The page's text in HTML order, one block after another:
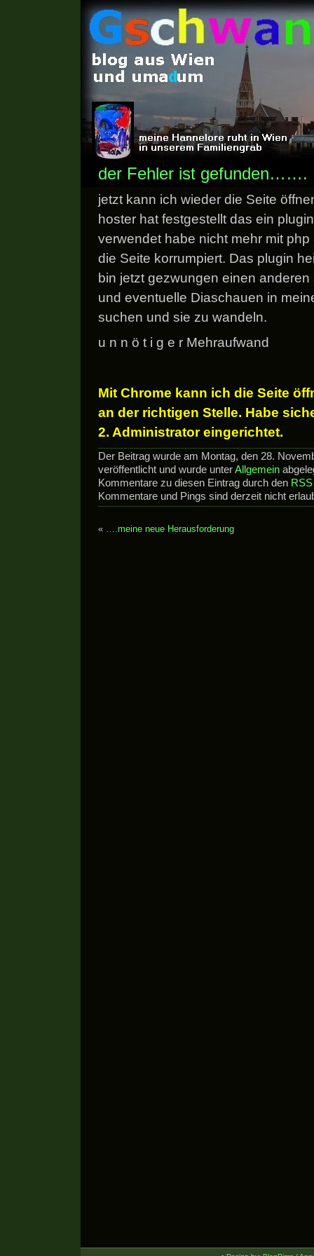
der Fehler ist gefunden…….
jetzt kann ich wieder die Seite
hoster hat festgestellt das ein
verwendet habe nicht mehr mit
die Seite korrumpiert. Das plugin
bin jetzt gezwungen einen
und eventuelle Diaschauen in
suchen und sie zu wandeln.
u n n ö t i g e r Mehraufwand
Mit Chrome kann ich die Seite
an der richtigen Stelle. Habe
2. Administrator eingerichtet.
Der Beitrag wurde am Montag, den 28.
veröffentlicht und wurde unterAllgemein
Kommentare zu diesen Eintrag durch den
Kommentare und Pings sind derzeit nicht
« ….meine neue Herausforderung